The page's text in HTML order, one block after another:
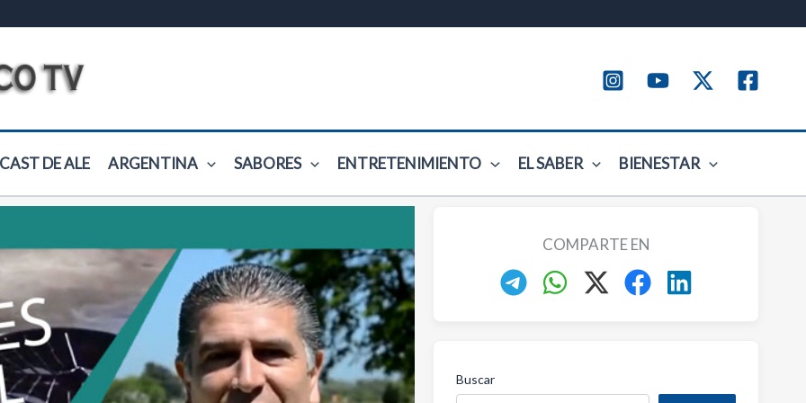
DE ALE ARGENTINA SABORES ENTRETENIMIENTO EL SABER BIENESTAR
COMPARTE EN
Buscar